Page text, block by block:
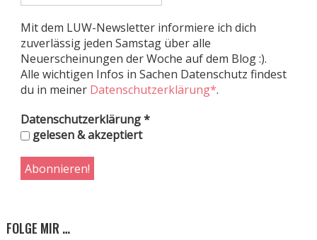
Mit dem LUW-Newsletter informiere ich dich
zuverlässig jeden Samstag über alle
Neuerscheinungen der Woche auf dem Blog :).
Alle wichtigen Infos in Sachen Datenschutz findest
du in meiner Datenschutzerklärung*.
Datenschutzerklärung*
gelesen & akzeptiert
FOLGE MIR …